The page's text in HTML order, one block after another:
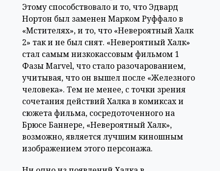
Этому способствовало и то, что Эдвард
Нортон был заменен Марком Руффало в
«Мстителях», и то, что «Невероятный Халк
2» так и не был снят. «Невероятный Халк»
стал самым низкокассовым фильмом 1
Фазы Marvel, что стало разочарованием,
учитывая, что он вышел после «Железного
человека». Тем не менее, с точки зрения
сочетания действий Халка в комиксах и
сюжета фильма, сосредоточенного на
Брюсе Баннере, «Невероятный Халк»,
возможно, является лучшим киношным
изображением этого персонажа.